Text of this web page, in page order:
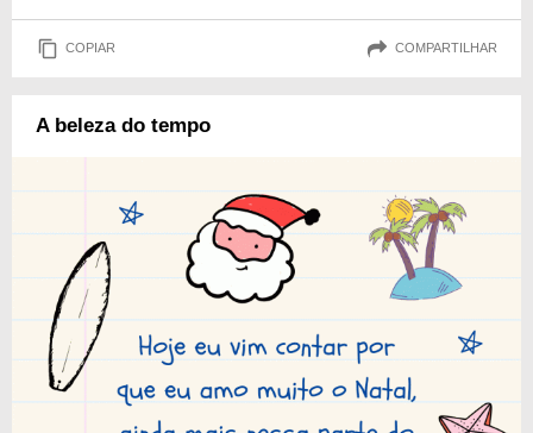
COPIAR COMPARTILHAR
A beleza do tempo